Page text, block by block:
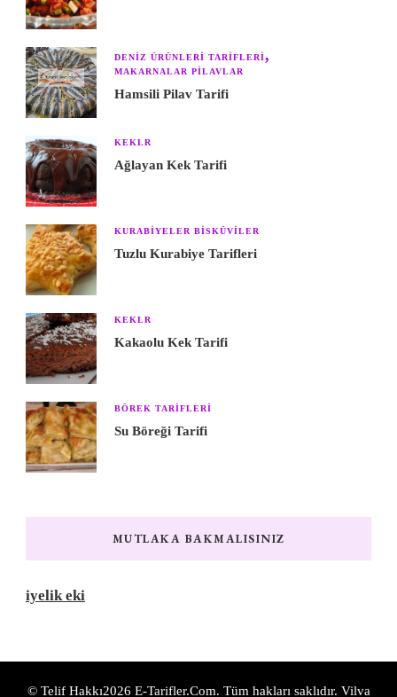
DENIZ ÜRÜNLERI TARIFLERI
MAKARNALAR PILAVLAR
Hamsili Pilav Tarifi
KEKLR
Ağlayan Kek Tarifi
KURABIYELER BISKÜVILER
Tuzlu Kurabiye Tarifleri
KEKLR
Kakaolu Kek Tarifi
BÖREK TARIFLERI
Su Böreği Tarifi
MUTLAKA BAKMALISINIZ
iyelik eki
© Telif Hakkı2026 E-Tarifler.Com. Tüm hakları saklıdır. Vilva